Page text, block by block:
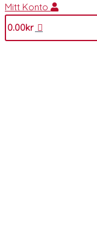
Mitt Konto
0.00kr